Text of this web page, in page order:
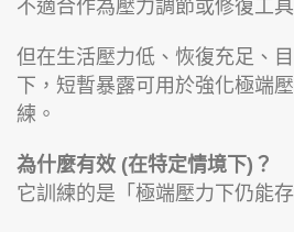
不適合作為壓力調節或修復工
但在生活壓力低、恢復充足、
下，短暫暴露可用於強化極端
練。
為什麼有效 (在特定情境下)？
它訓練的是「極端壓力下仍能